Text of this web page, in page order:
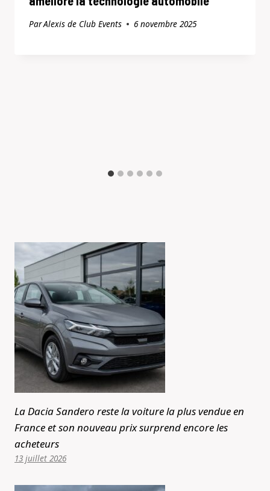
ParAlexis de Club Events 6 novembre 2025
La Dacia Sandero reste la voiture la plus vendue en
France et son nouveau prix surprend encore les
acheteurs
13 juillet 2026